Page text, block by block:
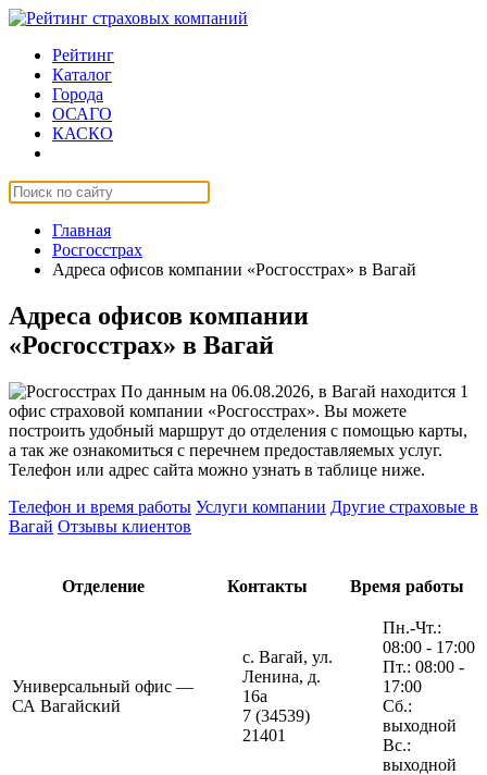
Рейтинг
Каталог
Города
ОСАГО
КАСКО
Главная
Росгосстрах
Адреса офисов компании «Росгосстрах» в Вагай
Адреса офисов компании
«Росгосстрах» в Вагай
По данным на 06.08.2026, в Вагай находится 1
офис страховой компании «Росгосстрах». Вы можете
построить удобный маршрут до отделения с помощью карты,
а так же ознакомиться с перечнем предоставляемых услуг.
Телефон или адрес сайта можно узнать в таблице ниже.
Телефон и время работы Услуги компании Другие страховые в
Вагай Отзывы клиентов
Отделение Контакты Время работы
Универсальный офис —
СА Вагайский
с. Вагай, ул.
Ленина, д.
16а
7 (34539)
21401
Пн.-Чт.:
08:00 - 17:00
Пт.: 08:00 -
17:00
Сб.:
выходной
Вс.:
выходной